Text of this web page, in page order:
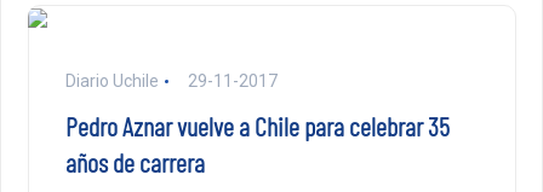
Diario Uchile 29-11-2017
Pedro Aznar vuelve a Chile para celebrar 35
años de carrera